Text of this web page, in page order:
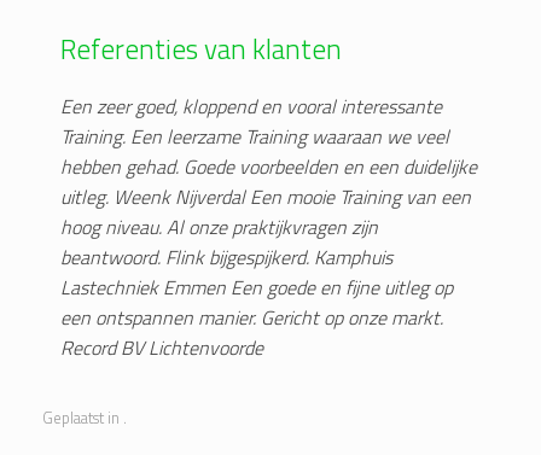
Referenties van klanten
Een zeer goed, kloppend en vooral interessante
Training. Een leerzame Training waaraan we veel
hebben gehad. Goede voorbeelden en een duidelijke
uitleg. Weenk Nijverdal Een mooie Training van een
hoog niveau. Al onze praktijkvragen zijn
beantwoord. Flink bijgespijkerd. Kamphuis
Lastechniek Emmen Een goede en fijne uitleg op
een ontspannen manier. Gericht op onze markt.
Record BV Lichtenvoorde
Geplaatst in .